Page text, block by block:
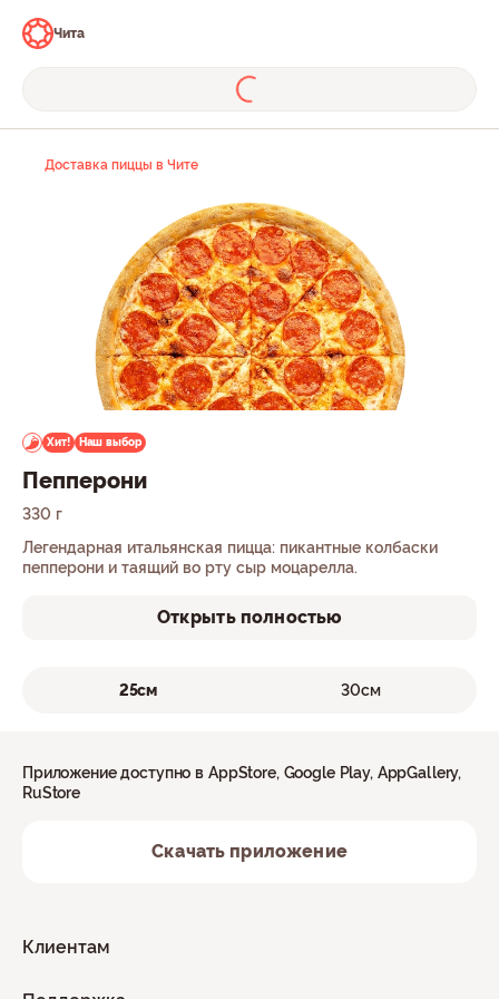
Чита
Доставка пиццы в Чите
Хит! Наш выбор
Пепперони
330 г
Легендарная итальянская пицца: пикантные колбаски
пепперони и таящий во рту сыр моцарелла.
Открыть полностью
25см 30см
Клиентам
Приложение доступно в AppStore, Google Play, AppGallery,
RuStore
Скачать приложение